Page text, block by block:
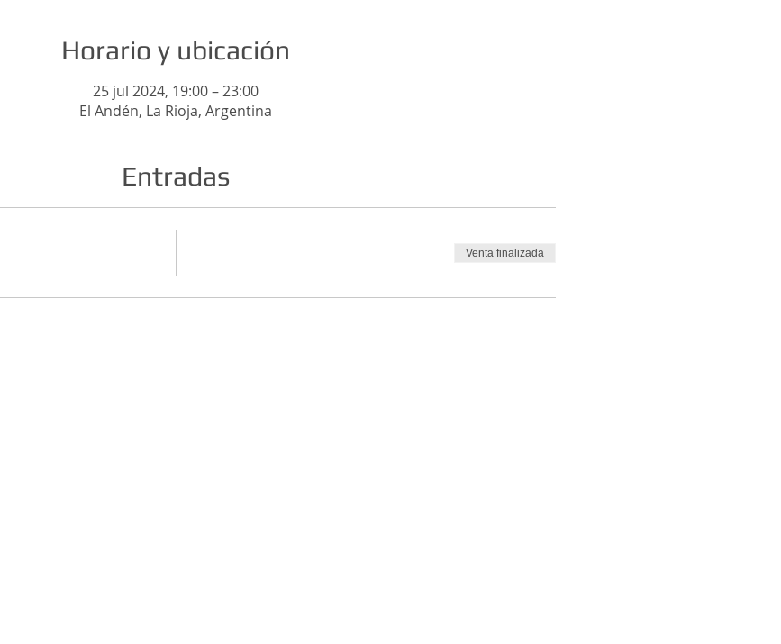
Horario y ubicación
25 jul 2024, 19:00 – 23:00
El Andén, La Rioja, Argentina
Entradas
Venta finalizada